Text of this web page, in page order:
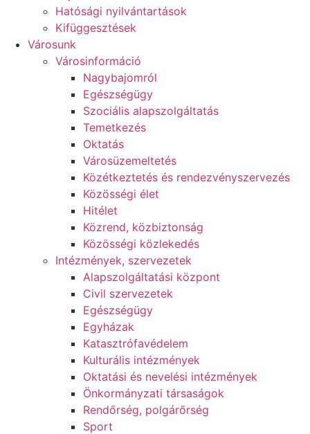
Hatósági nyilvántartások
Kifüggesztések
Városunk
Városinformáció
Nagybajomról
Egészségügy
Szociális alapszolgáltatás​
Temetkezés
Oktatás
Városüzemeltetés
Közétkeztetés és rendezvényszervezés
Közösségi élet​
Hitélet
Közrend, közbiztonság
Közösségi közlekedés
Intézmények, szervezetek
Alapszolgáltatási központ
Civil szervezetek
Egészségügy
Egyházak
Katasztrófavédelem
Kulturális intézmények
Oktatási és nevelési intézmények
Önkormányzati társaságok
Rendőrség, polgárőrség
Sport